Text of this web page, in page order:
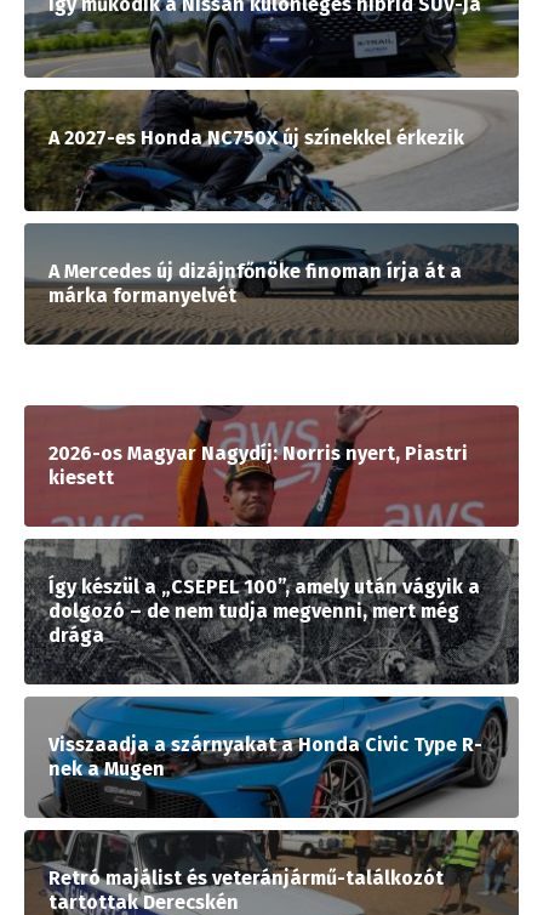
A 2027-es Honda NC750X új színekkel érkezik
A Mercedes új dizájnfőnöke finoman írja át a
márka formanyelvét
2026-os Magyar Nagydíj: Norris nyert, Piastri
kiesett
Így készül a „CSEPEL 100”, amely után vágyik a
dolgozó – de nem tudja megvenni, mert még
drága
Visszaadja a szárnyakat a Honda Civic Type R-
nek a Mugen
Retró majálist és veteránjármű-találkozót
tartottak Derecskén